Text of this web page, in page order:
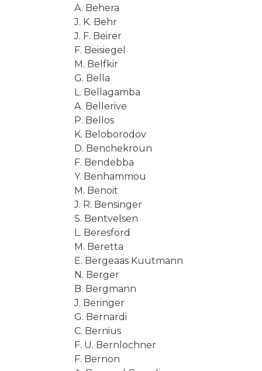
A. Behera
J. K. Behr
J. F. Beirer
F. Beisiegel
M. Belfkir
G. Bella
L. Bellagamba
A. Bellerive
P. Bellos
K. Beloborodov
D. Benchekroun
F. Bendebba
Y. Benhammou
M. Benoit
J. R. Bensinger
S. Bentvelsen
L. Beresford
M. Beretta
E. Bergeaas Kuutmann
N. Berger
B. Bergmann
J. Beringer
G. Bernardi
C. Bernius
F. U. Bernlochner
F. Bernon